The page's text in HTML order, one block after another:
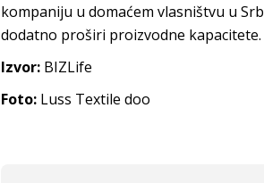
kompaniju u domaćem vlasništvu u
dodatno proširi proizvodne kapacitete.
Izvor: BIZLife
Foto: Luss Textile doo